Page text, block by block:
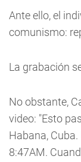
Ante ello, el
comunismo:
La grabación
No obstante,
video: "Esto
Habana,
8:47AM.